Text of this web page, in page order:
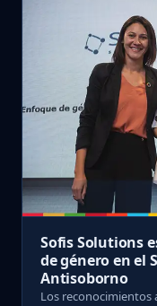
Sofis Solutions
de género en el
Antisoborno
Los reconocimientos